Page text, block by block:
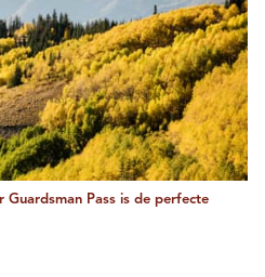
Pass is de perfecte